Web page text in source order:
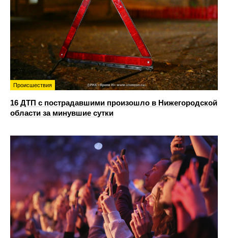
Происшествия
16 ДТП с пострадавшими произошло в Нижегородской
области за минувшие сутки